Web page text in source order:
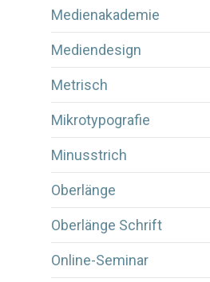
Medienakademie
Mediendesign
Metrisch
Mikrotypografie
Minusstrich
Oberlänge
Oberlänge Schrift
Online-Seminar